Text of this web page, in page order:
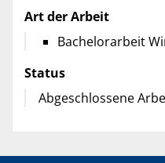
Art der Arbeit
Bachelorarbeit
Status
Abgeschlossene